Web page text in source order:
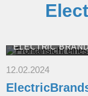
ELECTRIC
12.02.2024